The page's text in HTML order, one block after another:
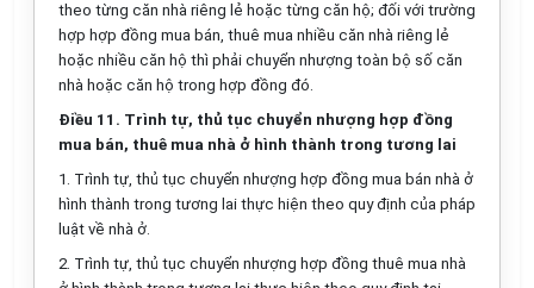
theo từng căn nhà riêng lẻ hoặc từng căn hộ; đối với trường
hợp hợp đồng mua bán, thuê mua nhiều căn nhà riêng lẻ
hoặc nhiều căn hộ thì phải chuyển nhượng toàn bộ số căn
nhà hoặc căn hộ trong hợp đồng đó.
Điều 11. Trình tự, thủ tục chuyển nhượng hợp đồng
mua bán, thuê mua nhà ở hình thành trong tương lai
1. Trình tự, thủ tục chuyển nhượng hợp đồng mua bán nhà ở
hình thành trong tương lai thực hiện theo quy định của pháp
luật về nhà ở.
2. Trình tự, thủ tục chuyển nhượng hợp đồng thuê mua nhà